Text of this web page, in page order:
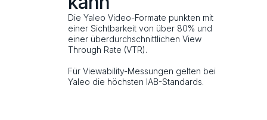
Die Yaleo Video-Formate punkten mit
einer Sichtbarkeit von über 80% und
einer überdurchschnittlichen View
Through Rate (VTR).
Für Viewability-Messungen gelten bei
Yaleo die höchsten IAB-Standards.